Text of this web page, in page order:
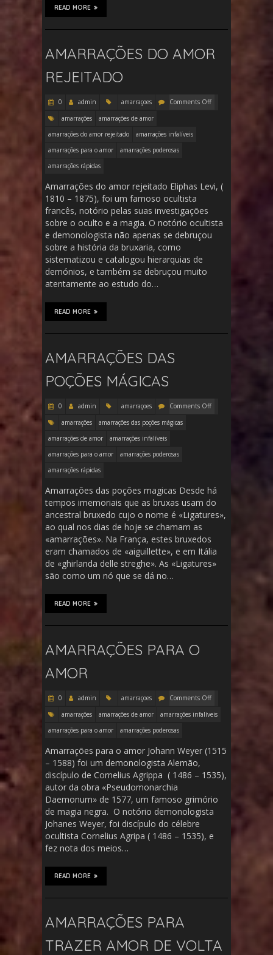
READ MORE
AMARRAÇÕES DO AMOR
REJEITADO
0 admin amarraçoes
Comments Off
amarrações
amarrações de amor
amarrações do amor rejeitado
amarrações infalíveis
amarrações para o amor
amarrações poderosas
amarrações rápidas
Amarrações do amor rejeitado Eliphas Levi, (
1810 – 1875), foi um famoso ocultista
francês, notório pelas suas investigações
sobre o oculto e a magia. O notório ocultista
e demonologista não apenas se debruçou
sobre a história da bruxaria, como
sistematizou e catalogou hierarquias de
demónios, e também se debruçou muito
atentamente ao estudo do…
READ MORE
AMARRAÇÕES DAS
POÇÕES MÁGICAS
0 admin amarraçoes
Comments Off
amarrações
amarrações das poções mágicas
amarrações de amor
amarrações infalíveis
amarrações para o amor
amarrações poderosas
amarrações rápidas
Amarrações das poções magicas Desde há
tempos imemoriais que as bruxas usam do
ancestral bruxedo cujo o nome é «Ligatures»,
ao qual nos dias de hoje se chamam as
«amarrações». Na França, estes bruxedos
eram chamados de «aiguillette», e em Itália
de «ghirlanda delle streghe». As «Ligatures»
são como um nó que se dá no…
READ MORE
AMARRAÇÕES PARA O
AMOR
0 admin amarraçoes
Comments Off
amarrações
amarrações de amor
amarrações infalíveis
amarrações para o amor
amarrações poderosas
Amarrações para o amor Johann Weyer (1515
– 1588) foi um demonologista Alemão,
discípulo de Cornelius Agrippa ( 1486 – 1535),
autor da obra «Pseudomonarchia
Daemonum» de 1577, um famoso grimório
de magia negra. O notório demonologista
Johanes Weyer, foi discípulo do célebre
ocultista Cornelius Agripa ( 1486 – 1535), e
fez nota dos meios…
READ MORE
AMARRAÇÕES PARA
TRAZER AMOR DE VOLTA